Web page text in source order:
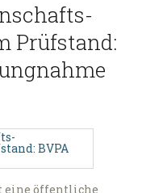
Prüfstand:
eine öffentliche